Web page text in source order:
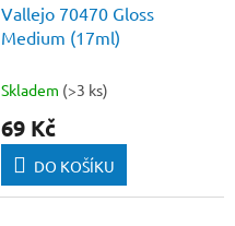
Vallejo 70470 Gloss
Medium (17ml)
Skladem (>3 ks)
69 Kč
DO KOŠÍKU